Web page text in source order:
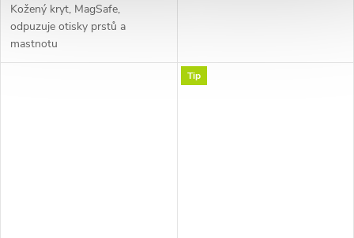
Kožený kryt, MagSafe,
odpuzuje otisky prstů a
mastnotu
Tip